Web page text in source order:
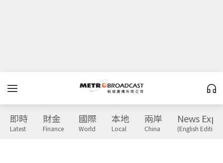
即時
Latest
財金
Finance
國際
World
本地
Local
兩岸
China
News
(English Edition)